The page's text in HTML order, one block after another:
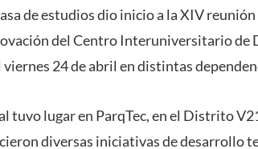
de estudios dio inicio a la XIV
del Centro Interuniversitario de
24 de abril en distintas
tuvo lugar en ParqTec, en el Distrito
diversas iniciativas de desarrollo